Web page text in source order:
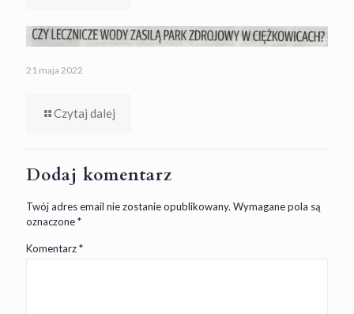
21 maja 2022
Czytaj dalej
Dodaj komentarz
Twój adres email nie zostanie opublikowany. Wymagane pola są
oznaczone*
Komentarz*